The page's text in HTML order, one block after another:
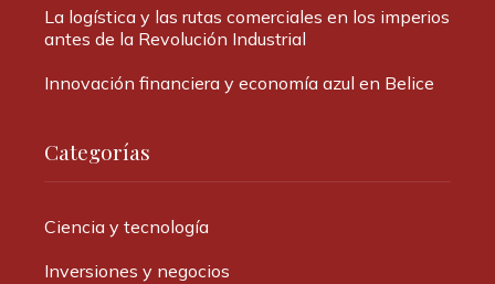
La logística y las rutas comerciales en los imperios
antes de la Revolución Industrial
Innovación financiera y economía azul en Belice
Categorías
Ciencia y tecnología
Inversiones y negocios